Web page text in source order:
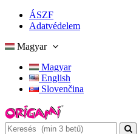
ÁSZF
Adatvédelem
Magyar
Magyar
English
Slovenčina